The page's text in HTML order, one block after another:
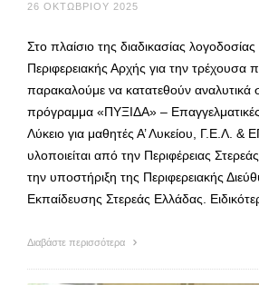
26 ΟΚΤΩΒΡΊΟΥ 2025
Στο πλαίσιο της διαδικασίας
Περιφερειακής Αρχής για την τρέχουσα
παρακαλούμε να κατατεθούν αναλυτικά
πρόγραμμα «ΠΥΞΙΔΑ» –
Λύκειο για μαθητές Α’ Λυκείου, Γ.Ε.Λ. &
υλοποιείται από την Περιφέρειας
την υποστήριξη της Περιφερειακής
Εκπαίδευσης Στερεάς Ελλάδας.
Διαβάστε περισσότερα